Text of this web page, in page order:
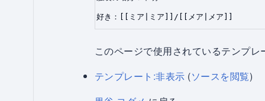
このページで使用されているテンプレ
テンプレート:非表示 (ソースを閲覧)